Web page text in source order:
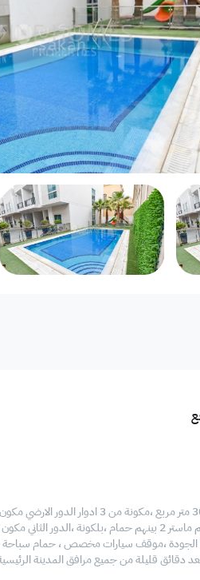
فيلا للايجار في الجنبية ،المساحة
الاول مكون من 3 غرف نوم احداهم ماستر 2 بينهم
دقائق قليلة من جميع مرافق المدينة